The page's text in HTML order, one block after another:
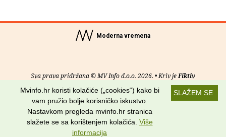
Moderna vremena
Sva prava pridržana © MV Info d.o.o. 2026. • Kriv jeFiktiv
Uvjeti korištenja RSS kanali
Potraži nas na:
SLAŽEM SE
Mvinfo.hr koristi kolačiće („cookies“) kako bi
vam pružio bolje korisničko iskustvo.
Nastavkom pregleda mvinfo.hr stranica
slažete se sa korištenjem kolačića. Više
informacija